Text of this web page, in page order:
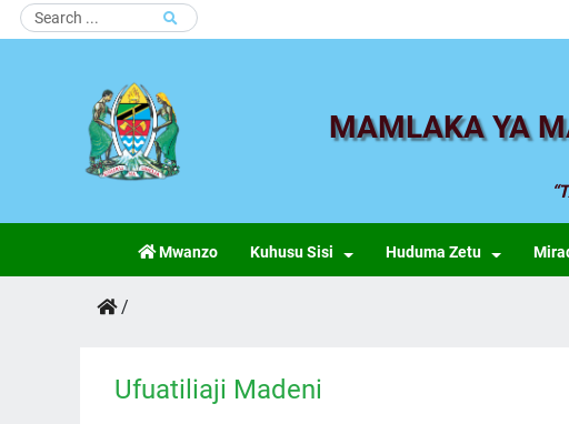
MAMLAKA YA
Mwanzo Kuhusu Sisi Huduma Zetu
/
Ufuatiliaji Madeni